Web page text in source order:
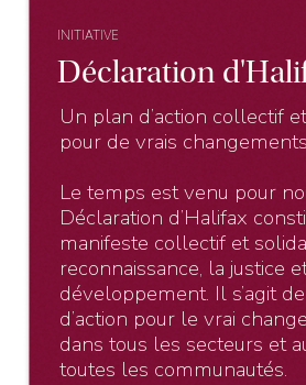
INITIATIVE
Déclaration
Un plan d’action collectif
pour de vrais
Le temps est venu pour
Déclaration d’Halifax
manifeste collectif et
reconnaissance, la justice
développement. Il s’agit
d’action pour le vrai
dans tous les secteurs et
toutes les communautés.